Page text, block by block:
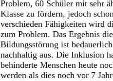
Problem, 60 Schüler mit sehr
Klasse zu fördern, jedoch
verschieden Fähigkeiten wird
zum Problem. Das Ergebnis
Bildungsstörung ist
nachhaltig aus. Die Inklusion
behinderte Menschen heute
werden als dies noch vor 7